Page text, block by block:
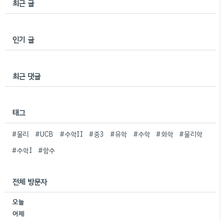
최근 글
인기 글
최근 댓글
태그
#물리 #UCB #수학II #중3 #유학 #수학 #화학 #물리학
#수학I
#함수
전체 방문자
오늘
어제